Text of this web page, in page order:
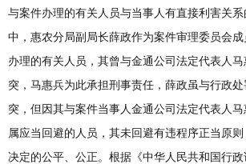
与案件办理的有关人员与当事人有直接利害关系
中，惠农分局副局长薛政作为案件审理委员会
办理的有关人员，其曾与金通公司法定代表人
突，马惠兵为此承担刑事责任，薛政虽与行政
突，但因其与案件当事人金通公司法定代表人马
属应当回避的人员，其未回避有违程序正当原
决定的公平、公正。根据《中华人民共和国行